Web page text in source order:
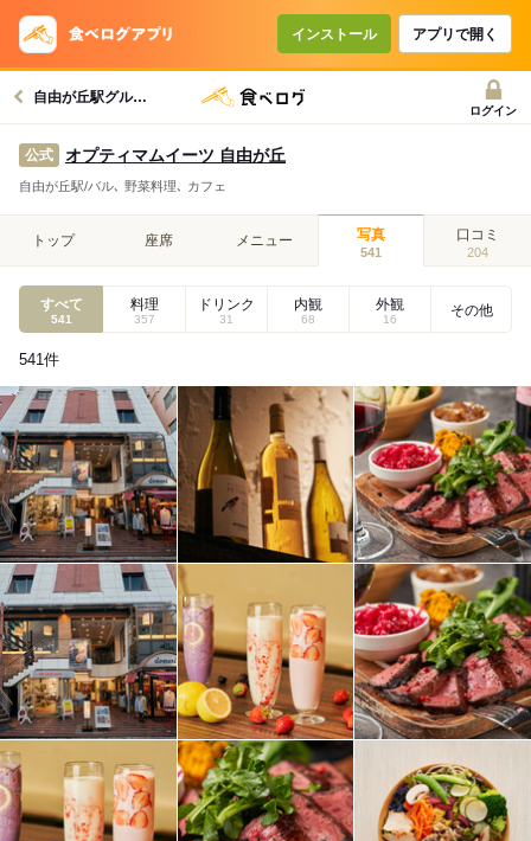
インストール アプリで開く
自由が丘駅グルメへ
ログイン
公式 オプティマムイーツ 自由が丘
自由が丘駅/バル､ 野菜料理､ カフェ
トップ 座席 メニュー 写真
541
口コミ
204
すべて
541
料理
357
ドリンク
31
内観
68
外観
16
その他
541件